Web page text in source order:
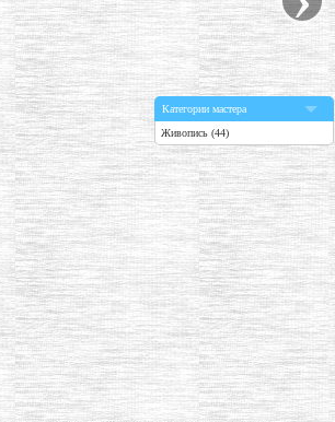
Категории мастера
Живопись (44)